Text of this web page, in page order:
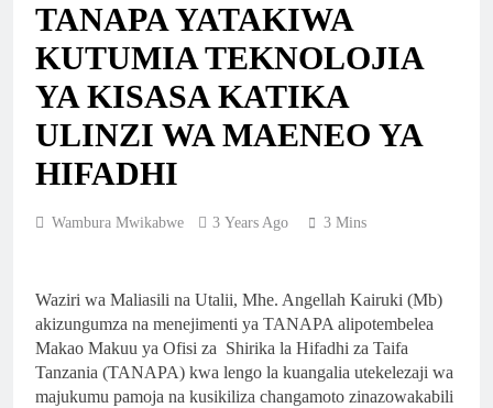
TANAPA YATAKIWA
KUTUMIA TEKNOLOJIA
YA KISASA KATIKA
ULINZI WA MAENEO YA
HIFADHI
Wambura Mwikabwe 3 Years Ago 3 Mins
Waziri wa Maliasili na Utalii, Mhe. Angellah Kairuki (Mb)
akizungumza na menejimenti ya TANAPA alipotembelea
Makao Makuu ya Ofisi za Shirika la Hifadhi za Taifa
Tanzania (TANAPA) kwa lengo la kuangalia utekelezaji wa
majukumu pamoja na kusikiliza changamoto zinazowakabili